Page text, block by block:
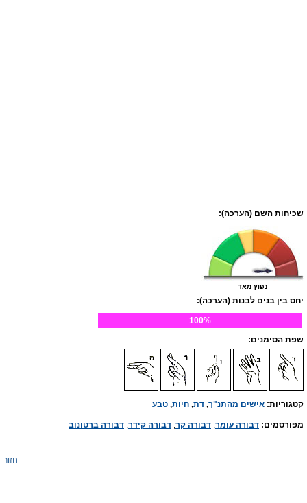
שכיחות השם (הערכה):
נפוץ מאד
יחס בין בנים לבנות (הערכה):
100%
שפת הסימנים:
קטגוריות: אישים מהתנ"ך, דת, חיות, טבע
מפורסמים: דבורה עומר, דבורה קר, דבורה קידר, דבורה ברטונוב
חזור